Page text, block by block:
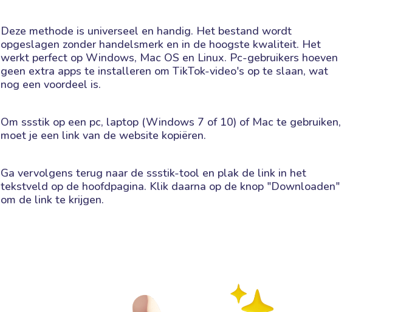
Deze methode is universeel en handig. Het bestand wordt
opgeslagen zonder handelsmerk en in de hoogste kwaliteit. Het
werkt perfect op Windows, Mac OS en Linux. Pc-gebruikers hoeven
geen extra apps te installeren om TikTok-video's op te slaan, wat
nog een voordeel is.
Om ssstik op een pc, laptop (Windows 7 of 10) of Mac te gebruiken,
moet je een link van de website kopiëren.
Ga vervolgens terug naar de ssstik-tool en plak de link in het
tekstveld op de hoofdpagina. Klik daarna op de knop "Downloaden"
om de link te krijgen.